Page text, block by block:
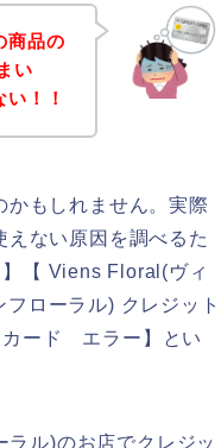
商品の
い
！！
かもしれません。実際
ない原因を調べるた
【 Viens Floral(ヴィ
ローラル) クレジット
ード エラー】とい
ル)のお店でクレジッ